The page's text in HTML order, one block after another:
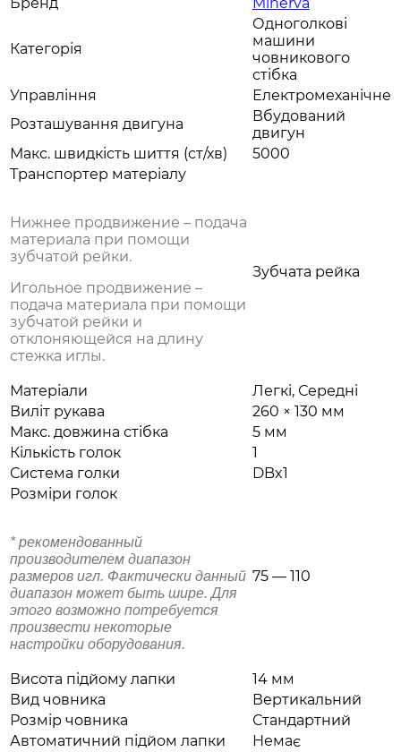
Категорія
Одноголкові
машини
човникового
стібка
Управління
Електромеханічне
Розташування двигуна
Вбудований
двигун
Макс. швидкість шиття (ст/хв)
5000
Транспортер матеріалу
Нижнее продвижение – подача
материала при помощи
зубчатой рейки.
Игольное продвижение –
подача материала при помощи
зубчатой рейки и
отклоняющейся на длину
стежка иглы.
Зубчата рейка
Матеріали
Легкі, Середні
Виліт рукава
260 × 130 мм
Макс. довжина стібка
5 мм
Кількість голок
1
Система голки
DBx1
Розміри голок
* рекомендованный
производителем диапазон
размеров игл. Фактически данный
диапазон может быть шире. Для
этого возможно потребуется
произвести некоторые
настройки оборудования.
75 — 110
Висота підйому лапки
14 мм
Вид човника
Вертикальний
Розмір човника
Стандартний
Автоматичний підйом лапки
Немає